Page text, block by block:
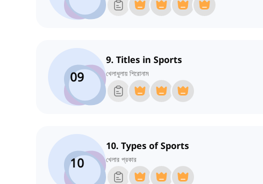
09
9. Titles in Sports
খেলাধুলায় শিরোনাম
10
10. Types of Sports
খেলার প্রকার